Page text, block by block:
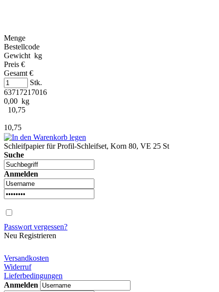
Menge
Bestellcode
Gewicht kg
Preis €
Gesamt €
Stk.
63717217016
0,00 kg
10,75
10,75
Schleifpapier für Profil-Schleifset, Korn 80, VE 25 St
Suche
Anmelden
Passwort vergessen?
Neu Registrieren
Versandkosten
Widerruf
Lieferbedingungen
Anmelden